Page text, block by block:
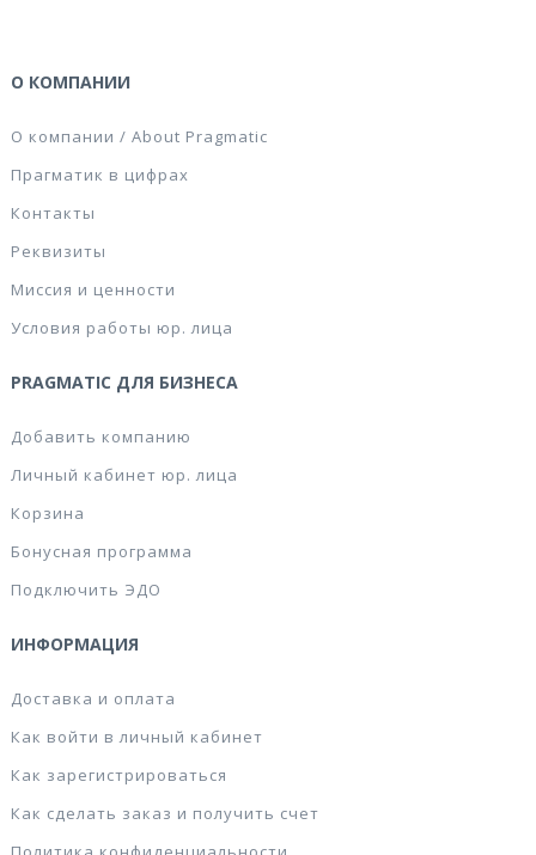
О КОМПАНИИ
О компании / About Pragmatic
Прагматик в цифрах
Контакты
Реквизиты
Миссия и ценности
Условия работы юр. лица
PRAGMATIC ДЛЯ БИЗНЕСА
Добавить компанию
Личный кабинет юр. лица
Корзина
Бонусная программа
Подключить ЭДО
ИНФОРМАЦИЯ
Доставка и оплата
Как войти в личный кабинет
Как зарегистрироваться
Как сделать заказ и получить счет